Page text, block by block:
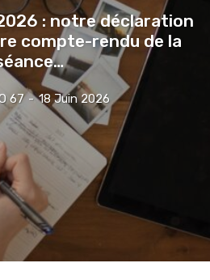
: notre déclaration
compte-rendu de la
67 - 18 Juin 2026